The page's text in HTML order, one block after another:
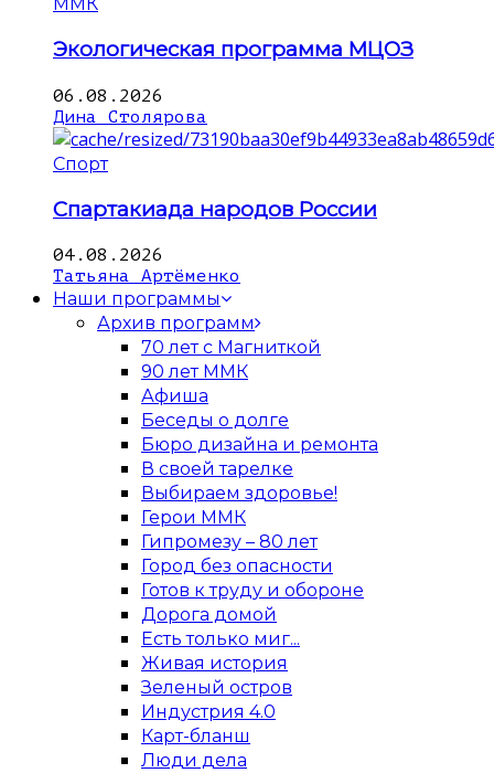
ММК
Экологическая программа МЦОЗ
06.08.2026
Дина Столярова
Спорт
Спартакиада народов России
04.08.2026
Татьяна Артёменко
Наши программы
Архив программ
70 лет с Магниткой
90 лет ММК
Афиша
Беседы о долге
Бюро дизайна и ремонта
В своей тарелке
Выбираем здоровье!
Герои ММК
Гипромезу – 80 лет
Город без опасности
Готов к труду и обороне
Дорога домой
Есть только миг...
Живая история
Зеленый остров
Индустрия 4.0
Карт-бланш
Люди дела